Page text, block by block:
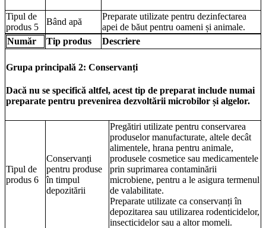
Tipul de
produs 5
Bând apă
Preparate utilizate pentru dezinfectarea
apei de băut pentru oameni și animale.
Număr
Tip produs Descriere
Grupa principală 2: Conservanți
Dacă nu se specifică altfel, acest tip de preparat include numai
preparate pentru prevenirea dezvoltării microbilor și algelor.
Tipul de
produs 6
Conservanți
pentru produse
în timpul
depozitării
Pregătiri utilizate pentru conservarea
produselor manufacturate, altele decât
alimentele, hrana pentru animale,
produsele cosmetice sau medicamentele
prin suprimarea contaminării
microbiene, pentru a le asigura termenul
de valabilitate.
Preparate utilizate ca conservanți în
depozitarea sau utilizarea rodenticidelor,
insecticidelor sau a altor momeli.